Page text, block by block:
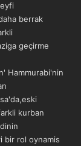
berrak
geçirme
Hammurabi'nin
kurban
bir rol oynamis